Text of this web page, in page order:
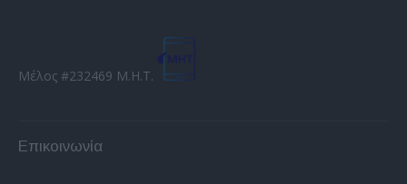
Μέλος #232469 Μ.Η.Τ.
Επικοινωνία